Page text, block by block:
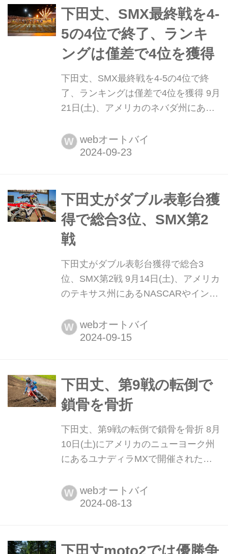
下田丈、レース1でクラッシュするも
レース2・3で立て直す ・歴史的瞬間、
トライアンフが...
下田丈、SMX最終戦を4-
5の4位で終了、ランキ
ングは僅差で4位を獲得
下田丈、SMX最終戦を4-5の4位で終
了、ランキングは僅差で4位を獲得 9月
21日(土)、アメリカのネバダ州にある
にて、AMAプロモトクロス/スーパー
クロス選手権のプレイオフとなるスー
総合4位、3位で終えているTeam
Honda HRCの下...
W webオートバイ
下田丈がダブル表彰台獲
得で総合3位、SMX第2
戦
下田丈がダブル表彰台獲得で総合3
位、SMX第2戦 9月14日(土)、アメリカ
のテキサス州にあるNASCARやインデ
スピードウェイにて、AMAプロモトク
ロス/スーパークロス選手権のプレイオ
W webオートバイ
下田丈、第9戦の転倒で
鎖骨を骨折
下田丈、第9戦の転倒で鎖骨を骨折 8月
10日(土)にアメリカのニューヨーク州
にあるユナディラMXで開催された
戦した下田丈が、転倒により鎖骨を骨
折したと公表されました。下田が所属
Moto2の残り4周という...
W webオートバイ
下田丈moto2では優勝争